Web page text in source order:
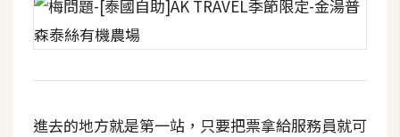
W
o
o
進去的地方就是第一站，只要把票拿給服務員就可